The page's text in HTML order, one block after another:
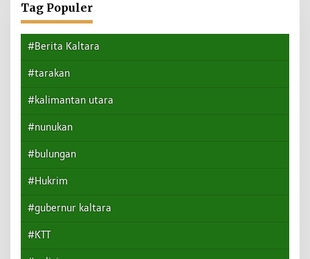
Tag Populer
#Berita Kaltara
#tarakan
#kalimantan utara
#nunukan
#bulungan
#Hukrim
#gubernur kaltara
#KTT